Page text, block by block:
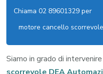
Chiama 02 89601329 per
motore cancello
Siamo in grado di